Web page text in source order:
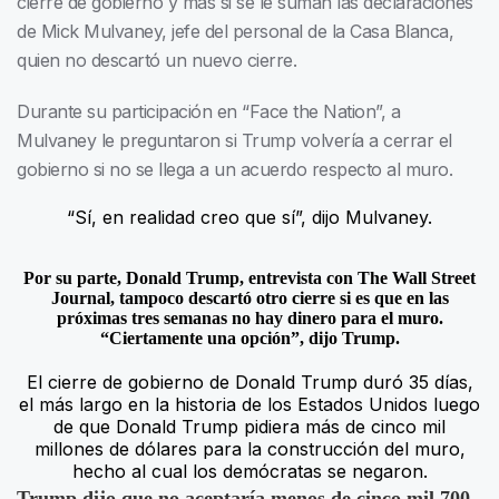
de Mick Mulvaney, jefe del personal de la Casa Blanca,
quien no descartó un nuevo cierre.
Durante su participación en “Face the Nation”, a
Mulvaney le preguntaron si Trump volvería a cerrar el
gobierno si no se llega a un acuerdo respecto al muro.
“Sí, en realidad creo que sí”, dijo Mulvaney.
Por su parte, Donald Trump, entrevista con The Wall Street
Journal, tampoco descartó otro cierre si es que en las
próximas tres semanas no hay dinero para el muro.
“Ciertamente una opción”, dijo Trump.
El cierre de gobierno de Donald Trump duró 35 días,
el más largo en la historia de los Estados Unidos luego
de que Donald Trump pidiera más de cinco mil
millones de dólares para la construcción del muro,
hecho al cual los demócratas se negaron.